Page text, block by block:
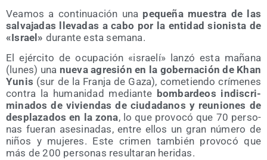
Vea­mos a con­ti­nua­ción una peque­ña mues­tra de las
sal­va­ja­das lle­va­das a cabo por la enti­dad sio­nis­ta de
«Israel» duran­te esta semana.
El ejér­ci­to de ocu­pa­ción «israe­lí» lan­zó esta maña­na
(lunes) una nue­va agre­sión en la gober­na­ción de Khan
Yunis (sur de la Fran­ja de Gaza), come­tien­do crí­me­nes
con­tra la huma­ni­dad median­te bom­bar­deos indis­cri­
mi­na­dos de vivien­das de ciu­da­da­nos y reunio­nes de
des­pla­za­dos en la zona, lo que pro­vo­có que 70 per­so­
nas fue­ran ase­si­na­das, entre ellos un gran núme­ro de
niños y muje­res. Este cri­men tam­bién pro­vo­có que
más de 200 per­so­nas resul­ta­ran heridas.